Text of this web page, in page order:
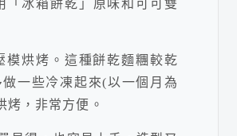
「冰箱餅乾」原味和可可雙
模烘烤。這種餅乾麵糰較乾
一些冷凍起來(以一個月為
烤，非常方便。